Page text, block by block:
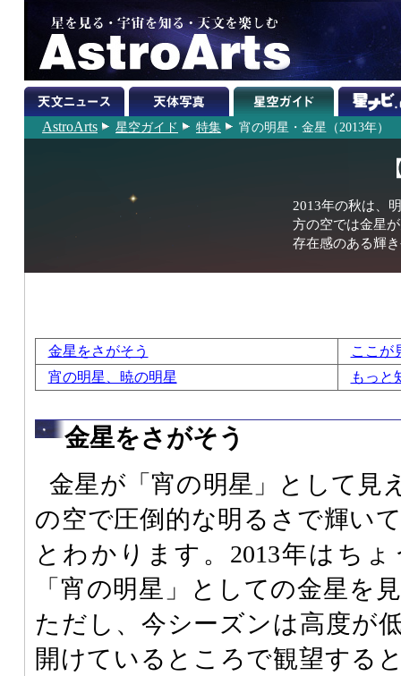
AstroArts 星空ガイド 特集 宵の明星・金星（2013年）
2013年の秋は、
方の空では金星
存在感のある輝
金星をさがそう
ここが
宵の明星、暁の明星
もっと
金星をさがそう
金星が「宵の明星」として見
の空で圧倒的な明るさで輝い
とわかります。2013年はち
「宵の明星」としての金星を
ただし、今シーズンは高度が
開けているところで観望する